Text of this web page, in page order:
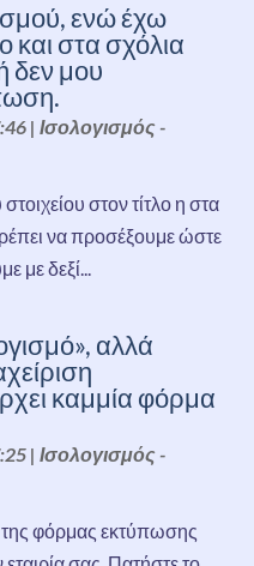
ενώ έχω
και στα σχόλια
δεν μου
|Ισολογισμός -
στον τίτλο η στα
να προσέξουμε ώστε
με δεξί...
αλλά
καμμία φόρμα
|Ισολογισμός -
φόρμας εκτύπωσης